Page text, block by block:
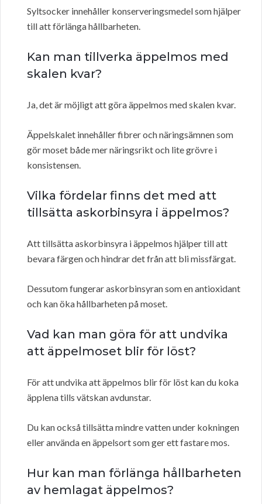
Syltsocker innehåller konserveringsmedel som hjälper
till att förlänga hållbarheten.
Kan man tillverka äppelmos med
skalen kvar?
Ja, det är möjligt att göra äppelmos med skalen kvar.
Äppelskalet innehåller fibrer och näringsämnen som
gör moset både mer näringsrikt och lite grövre i
konsistensen.
Vilka fördelar finns det med att
tillsätta askorbinsyra i äppelmos?
Att tillsätta askorbinsyra i äppelmos hjälper till att
bevara färgen och hindrar det från att bli missfärgat.
Dessutom fungerar askorbinsyran som en antioxidant
och kan öka hållbarheten på moset.
Vad kan man göra för att undvika
att äppelmoset blir för löst?
För att undvika att äppelmos blir för löst kan du koka
äpplena tills vätskan avdunstar.
Du kan också tillsätta mindre vatten under kokningen
eller använda en äppelsort som ger ett fastare mos.
Hur kan man förlänga hållbarheten
av hemlagat äppelmos?